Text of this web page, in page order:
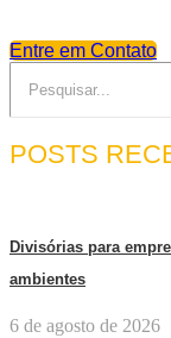
Entre em Contato
POSTS
Divisórias para
ambientes
6 de agosto de 2026